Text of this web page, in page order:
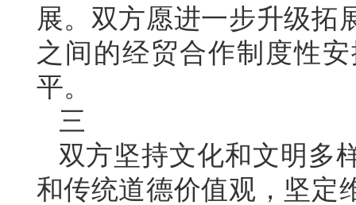
展。双方愿进一步升级拓
之间的经贸合作制度性
平。
三
双方坚持文化和文明多
和传统道德价值观，坚定